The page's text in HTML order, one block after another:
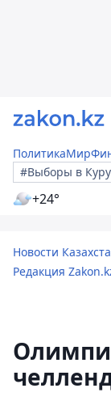
ПолитикаМир
#Выборы в
+24°
Новости
Редакция